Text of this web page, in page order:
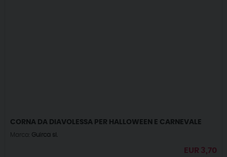
CORNA DA DIAVOLESSA PER HALLOWEEN E CARNEVALE
Marca: Guirca sl.
EUR 3,70